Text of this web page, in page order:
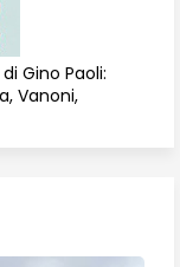
Gino Paoli:
Vanoni,